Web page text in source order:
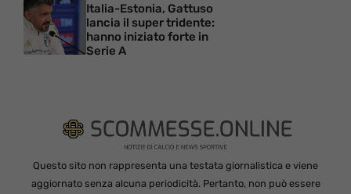
Italia-Estonia, Gattuso
lancia il super tridente:
hanno iniziato forte in
Serie A
Questo sito non rappresenta una testata giornalistica e viene
aggiornato senza alcuna periodicità. Pertanto, non può essere